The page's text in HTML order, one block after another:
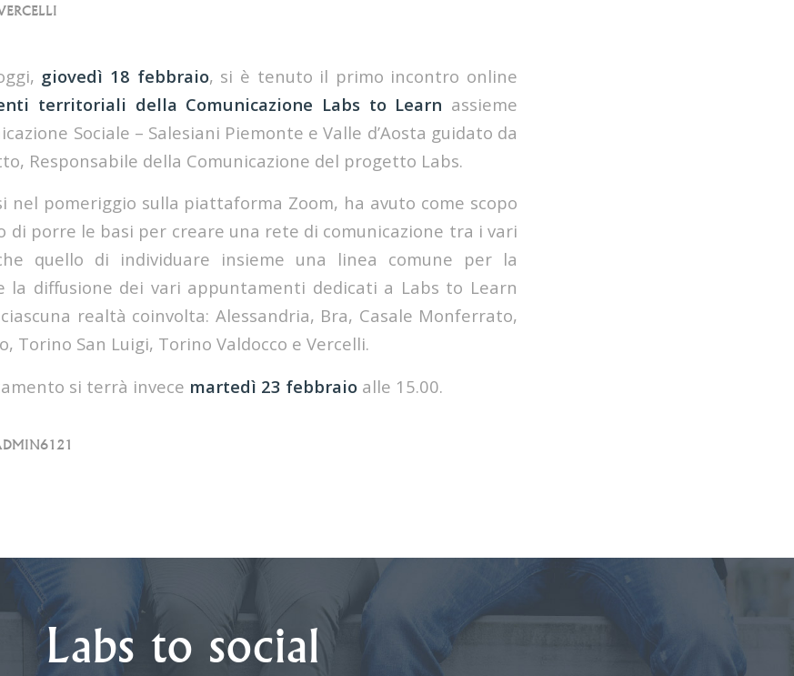
giovedì 18 febbraio, si è tenuto il primo incontro online
territoriali della Comunicazione Labs to Learn assieme
Sociale – Salesiani Piemonte e Valle d’Aosta guidato da
Responsabile della Comunicazione del progetto Labs.
nel pomeriggio sulla piattaforma Zoom, ha avuto come scopo
di porre le basi per creare una rete di comunicazione tra i vari
quello di individuare insieme una linea comune per la
la diffusione dei vari appuntamenti dedicati a Labs to Learn
realtà coinvolta: Alessandria, Bra, Casale Monferrato,
Torino San Luigi, Torino Valdocco e Vercelli.
si terrà invece martedì 23 febbraio alle 15.00.
Labs to social